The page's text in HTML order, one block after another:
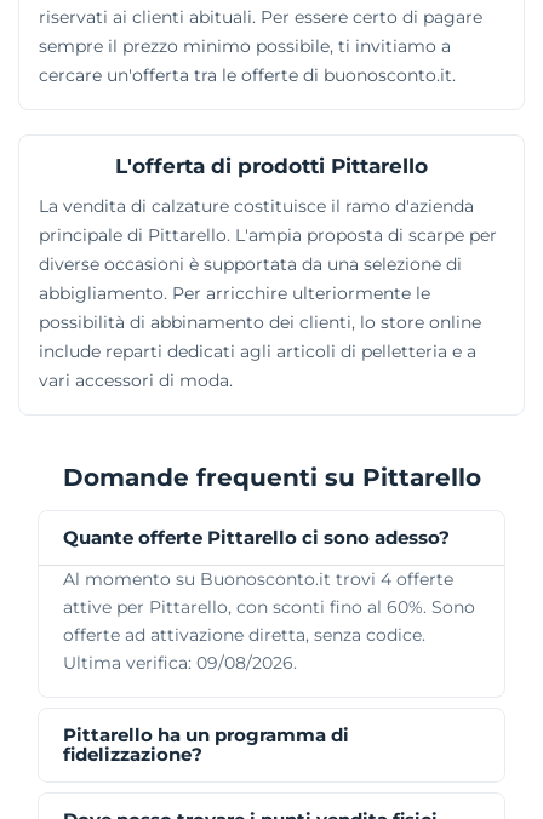
riservati ai clienti abituali. Per essere certo di pagare
sempre il prezzo minimo possibile, ti invitiamo a
cercare un'offerta tra le offerte di buonosconto.it.
L'offerta di prodotti Pittarello
La vendita di calzature costituisce il ramo d'azienda
principale di Pittarello. L'ampia proposta di scarpe per
diverse occasioni è supportata da una selezione di
abbigliamento. Per arricchire ulteriormente le
possibilità di abbinamento dei clienti, lo store online
include reparti dedicati agli articoli di pelletteria e a
vari accessori di moda.
Domande frequenti su Pittarello
Quante offerte Pittarello ci sono adesso?
Al momento su Buonosconto.it trovi 4 offerte
attive per Pittarello, con sconti fino al 60%. Sono
offerte ad attivazione diretta, senza codice.
Ultima verifica: 09/08/2026.
Pittarello ha un programma di
fidelizzazione?